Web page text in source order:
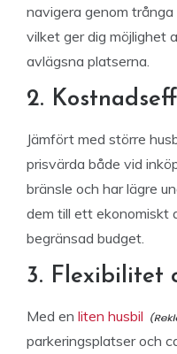
navigera genom
vilket ger dig möjlighet
avlägsna platserna.
2.
Jämfört med större
prisvärda både vid
bränsle och har lägre
dem till ett ekonomiskt
begränsad budget.
3. Flexibilitet
Med en liten husbil
parkeringsplatser och